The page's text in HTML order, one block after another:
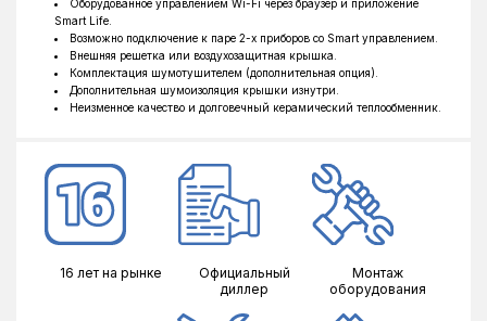
Оборудованное управлением Wi-Fi через браузер и приложение
Smart Life.
Возможно подключение к паре 2-х приборов со Smart управлением.
Внешняя решетка или воздухозащитная крышка.
Комплектация шумотушителем (дополнительная опция).
Дополнительная шумоизоляция крышки изнутри.
Неизменное качество и долговечный керамический теплообменник.
16 лет на рынке
Официальный
диллер
Монтаж
оборудования